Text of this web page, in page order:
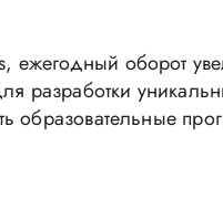
оборот
разработки
образовательные